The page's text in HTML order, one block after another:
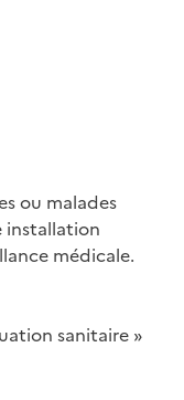
ou malades
installation
médicale.
sanitaire »